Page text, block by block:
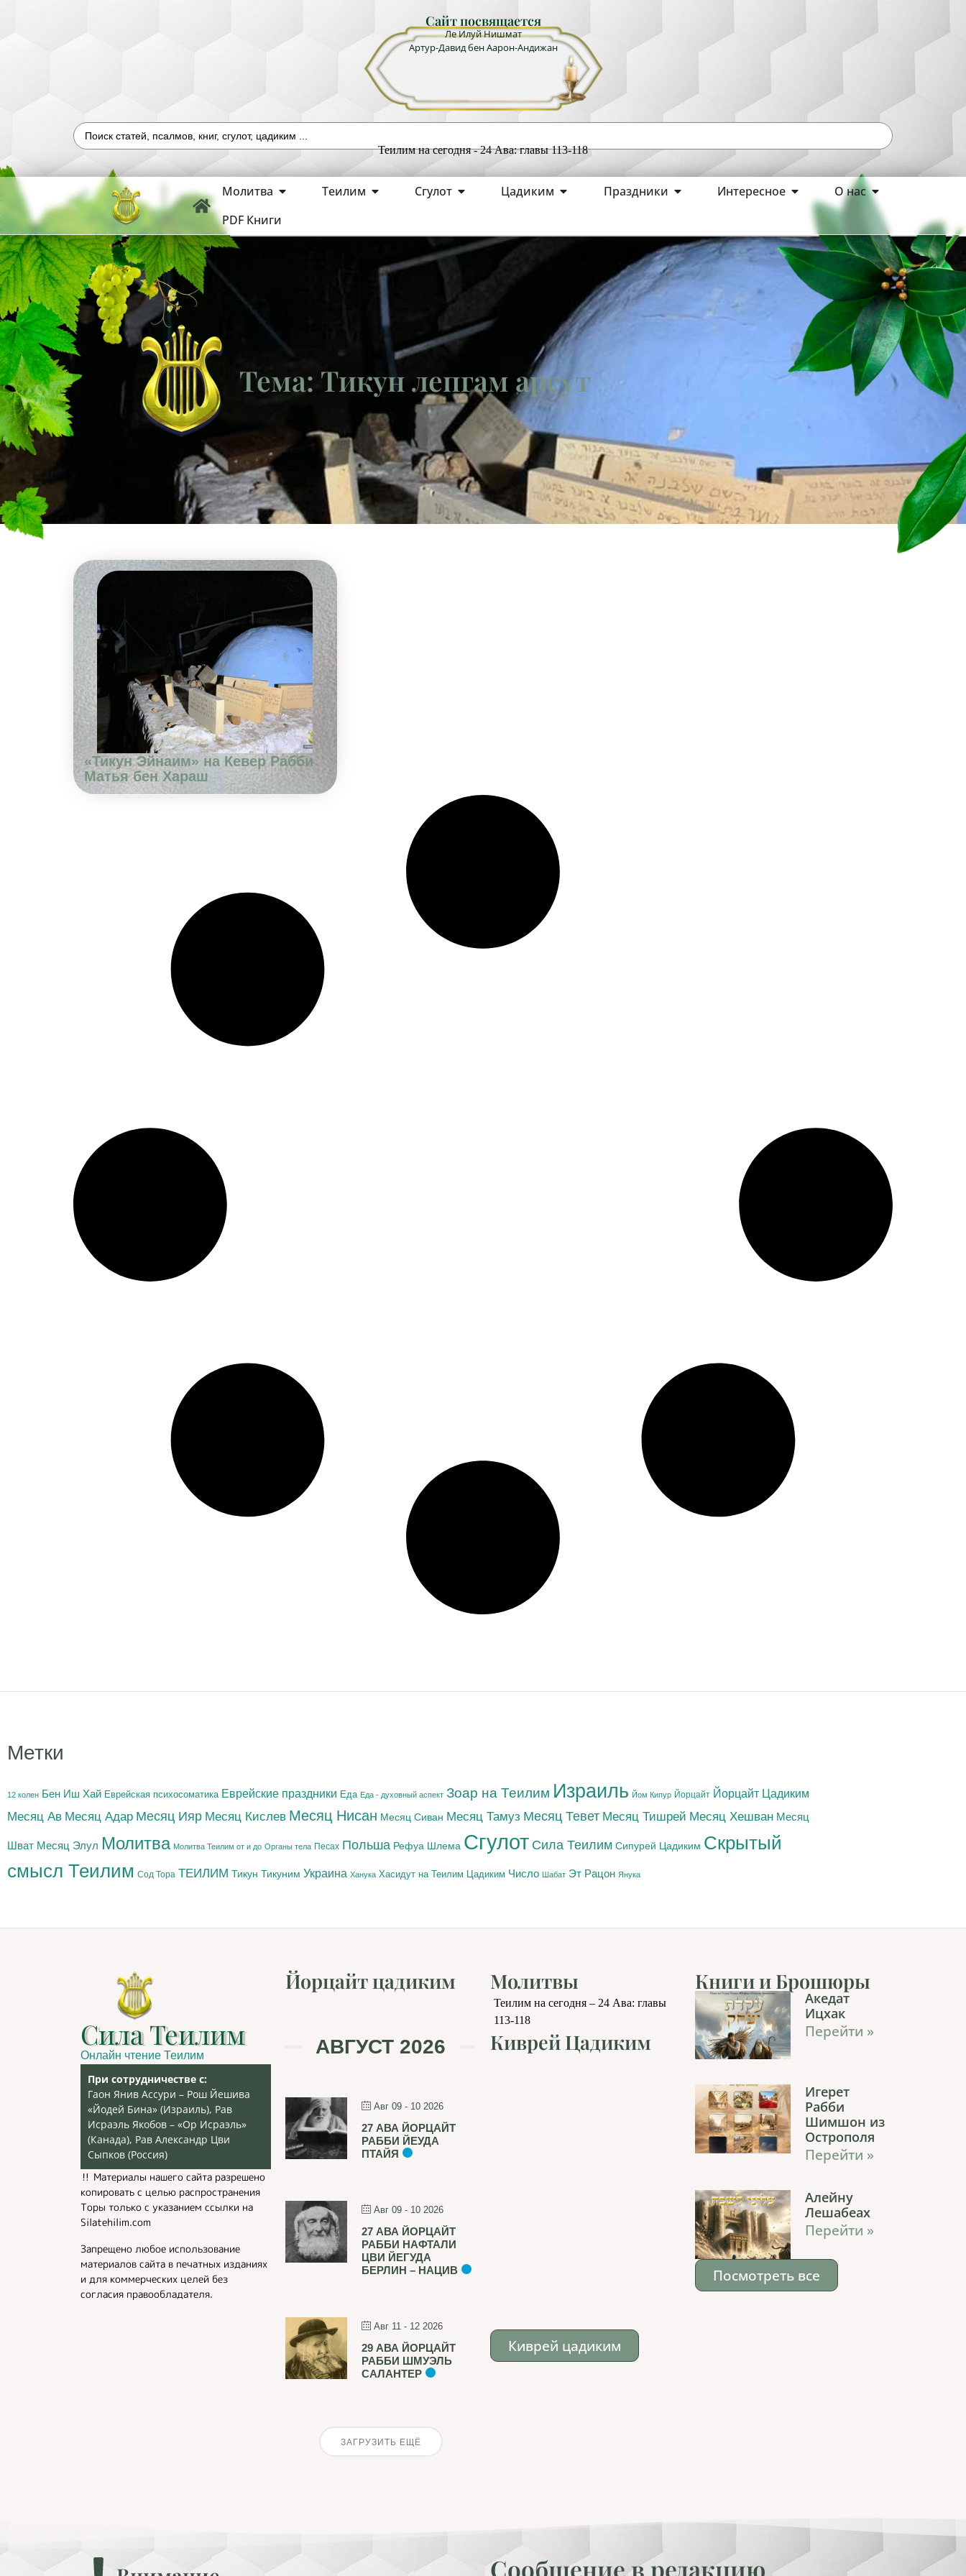
Сайт посвящается
Ле Илуй Нишмат
Артур-Давид бен Аарон-Андижан
Теилим на сегодня - 24 Ава: главы 113-118
Молитва Теилим Сгулот Цадиким Праздники Интересное
О нас
PDF Книги
Тема: Тикун лепгам ареут
«Тикун Эйнаим» на Кевер Рабби
Матья бен Хараш
Метки
12 колен Бен Иш Хай Еврейская психосоматика Еврейские праздники Еда Еда - духовный аспект Зоар на Теилим Израиль Йом Кипур Йорцайт Йорцайт Цадиким
Месяц Ав Месяц Адар Месяц Ияр Месяц Кислев Месяц Нисан Месяц Сиван Месяц Тамуз Месяц Тевет Месяц Тишрей Месяц Хешван Месяц
Шват Месяц Элул Молитва Молитва Теилим от и до Органы тела Песах Польша Рефуа Шлема Сгулот Сила Теилим Сипурей Цадиким Скрытый
смысл Теилим Сод Тора ТЕИЛИМ Тикун Тикуним Украина Ханука Хасидут на Теилим Цадиким Число Шабат Эт Рацон Янука
Сила Теилим
Онлайн чтение Теилим
При сотрудничестве с:
Гаон Янив Ассури – Рош Йешива
«Йодей Бина» (Израиль), Рав
Исраэль Якобов – «Ор Исраэль»
(Канада), Рав Александр Цви
Сыпков (Россия)
‼️ Материалы нашего сайта разрешено
копировать с целью распространения
Торы только с указанием ссылки на
Silatehilim.com
Запрещено любое использование
материалов сайта в печатных изданиях
и для коммерческих целей без
согласия правообладателя.
Йорцайт цадиким
АВГУСТ 2026
Авг 09 - 10 2026
27 АВА ЙОРЦАЙТ
РАББИ ЙЕУДА
ПТАЙЯ
Авг 09 - 10 2026
27 АВА ЙОРЦАЙТ
РАББИ НАФТАЛИ
ЦВИ ЙЕГУДА
БЕРЛИН – НАЦИВ
Авг 11 - 12 2026
29 АВА ЙОРЦАЙТ
РАББИ ШМУЭЛЬ
САЛАНТЕР
ЗАГРУЗИТЬ ЕЩЁ
Молитвы
Теилим на сегодня – 24 Ава: главы
113-118
Киврей Цадиким
Киврей цадиким
Книги и Брошюры
Акедат
Ицхак
Перейти »
Игерет
Рабби
Шимшон из
Острополя
Перейти »
Алейну
Лешабеах
Перейти »
Посмотреть все
Сообщение в редакцию